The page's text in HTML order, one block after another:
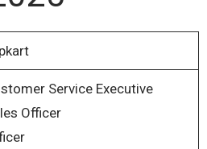
Service Executive
Officer